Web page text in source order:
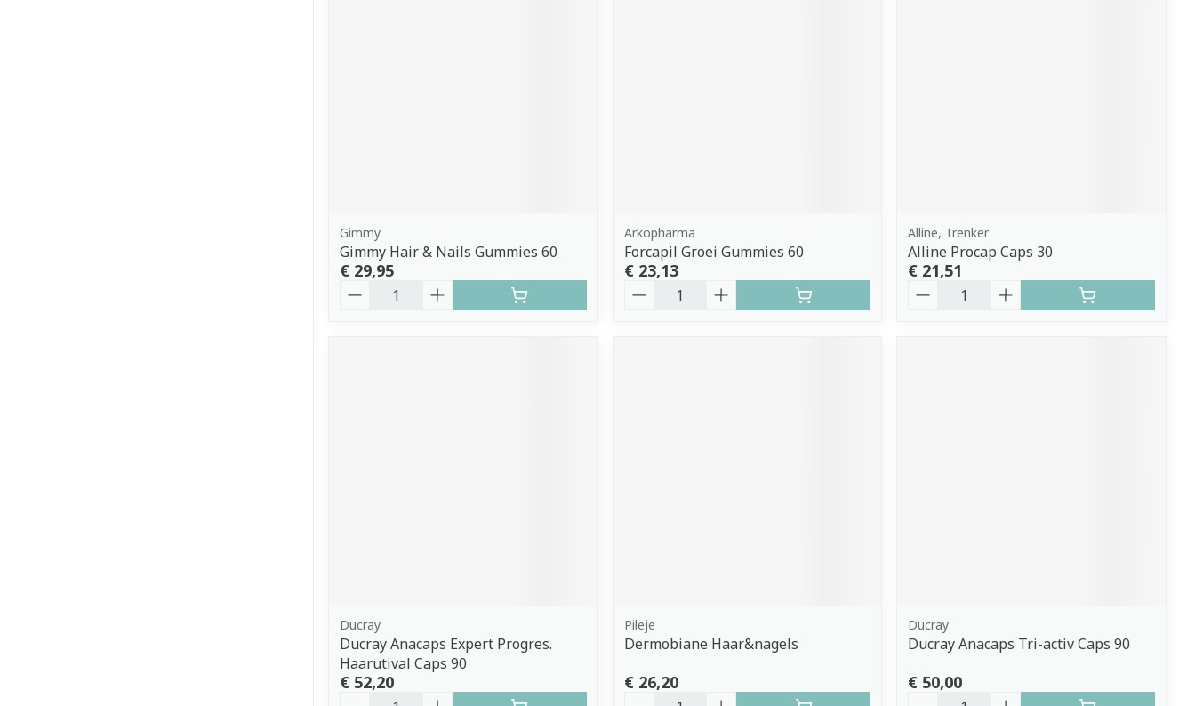
Gimmy
Gimmy Hair & Nails Gummies 60
€ 29,95
Arkopharma
Forcapil Groei Gummies 60
€ 23,13
Alline, Trenker
Alline Procap Caps 30
€ 21,51
Ducray
Ducray Anacaps Expert Progres.
Haarutival Caps 90
€ 52,20
Pileje
Dermobiane Haar&nagels
€ 26,20
Ducray
Ducray Anacaps Tri-activ Caps 90
€ 50,00